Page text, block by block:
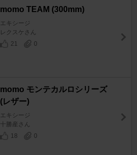
momo TEAM (300mm)
エキシージ
レクスケさん
21
0
momo モンテカルロシリーズ
(レザー)
エキシージ
十勝産さん
18
0